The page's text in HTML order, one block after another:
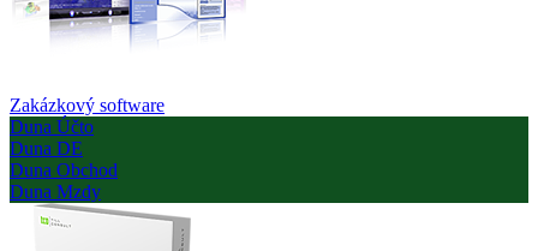
Zakázkový software
Duna Účto
Duna DE
Duna Obchod
Duna Mzdy